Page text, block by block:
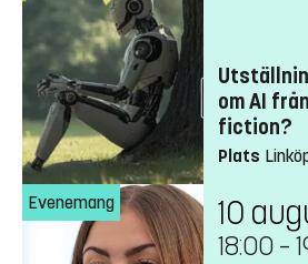
om AI
fiction?
Plats
Evenemang 10
18:00 –